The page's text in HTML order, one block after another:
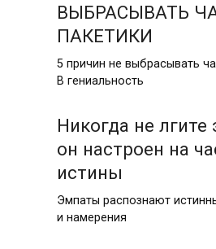
ВЫБРАСЫВАТЬ
ПАКЕТИКИ
5 причин не выбрасывать
В гениальность
Никогда не лгите
он настроен на
истины
Эмпаты распознают
и намерения